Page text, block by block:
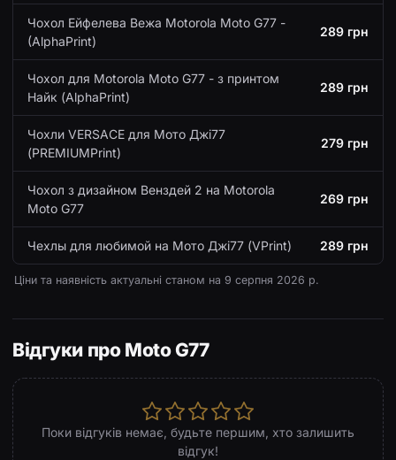
Чохол Ейфелева Вежа Motorola Moto G77 -
(AlphaPrint)
289 грн
Чохол для Motorola Moto G77 - з принтом
Найк (AlphaPrint)
289 грн
Чохли VERSACE для Мото Джі77
(PREMIUMPrint)
279 грн
Чохол з дизайном Венздей 2 на Motorola
Moto G77
269 грн
Чехлы для любимой на Мото Джі77 (VPrint) 289 грн
Ціни та наявність актуальні станом на 9 серпня 2026 р.
Відгуки про Moto G77
Поки відгуків немає, будьте першим, хто залишить
відгук!